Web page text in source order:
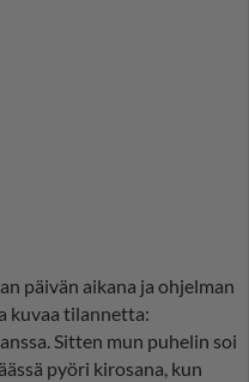
päivän aikana ja ohjelman
kuvaa tilannetta:
Sitten mun puhelin soi
pyöri kirosana, kun